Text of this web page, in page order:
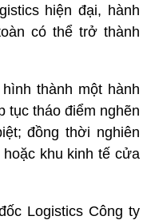
hiện đại, hành
có thể trở thành
thành một hành
tục tháo điểm nghẽn
đồng thời nghiên
khu kinh tế cửa
Logistics Công ty